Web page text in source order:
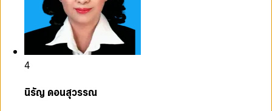
4
นิรัญ ดอนสุวรรณ